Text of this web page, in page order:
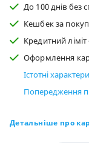
До 100 днів без
Кешбек за
Кредитний
Оформлення
Істотні
Попередження
Детальніше про